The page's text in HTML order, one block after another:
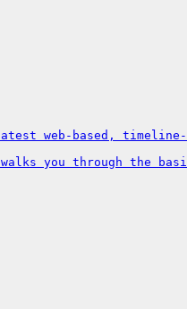
web-based,
you through the